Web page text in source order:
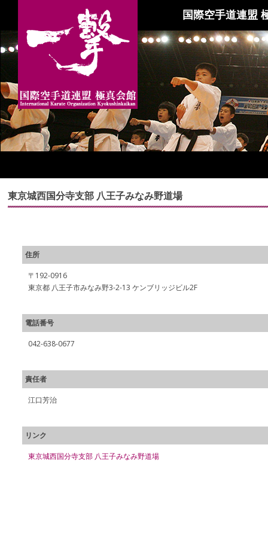
国際空手道連盟
東京城西国分寺支部 八王子みなみ野道場
住所
〒192-0916
東京都 八王子市みなみ野3-2-13 ケンブリッジビル2F
電話番号
042-638-0677
責任者
江口芳治
リンク
東京城西国分寺支部 八王子みなみ野道場